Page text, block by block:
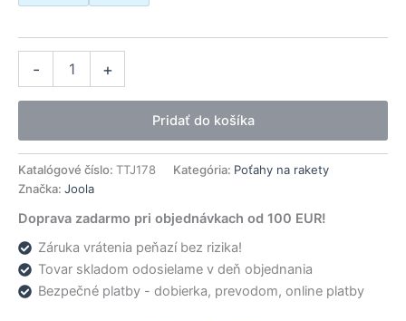
- +
Pridať do košíka
Katalógové číslo: TTJ178 Kategória: Poťahy na rakety
Značka: Joola
Doprava zadarmo pri objednávkach od 100 EUR!
Záruka vrátenia peňazí bez rizika!
Tovar skladom odosielame v deň objednania
Bezpečné platby - dobierka, prevodom, online platby